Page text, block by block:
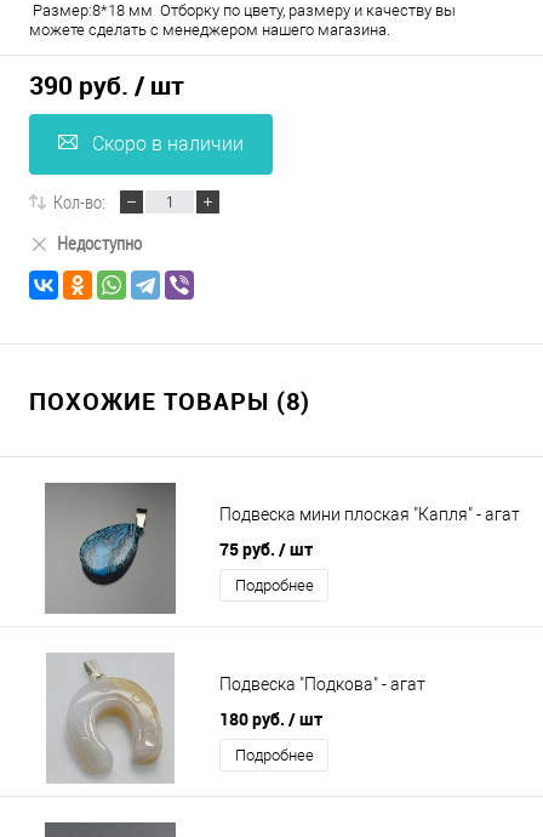
Размер:8*18 мм Отборку по цвету, размеру и качеству вы
можете сделать с менеджером нашего магазина.
390 руб. / шт
Скоро в наличии
Кол-во:
Недоступно
ПОХОЖИЕ ТОВАРЫ (8)
Подвеска мини плоская "Капля" - агат
75 руб. / шт
Подробнее
Подвеска "Подкова" - агат
180 руб. / шт
Подробнее